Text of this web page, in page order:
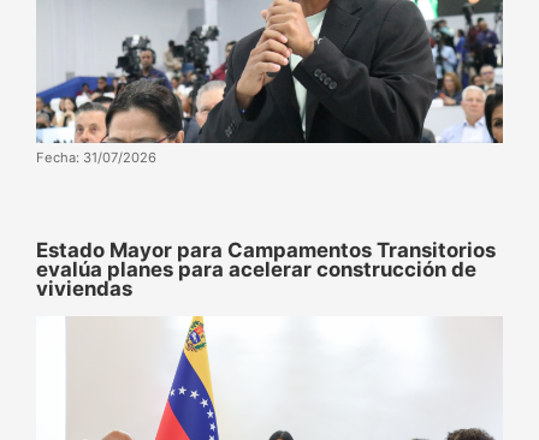
Fecha: 31/07/2026
Estado Mayor para Campamentos Transitorios
evalúa planes para acelerar construcción de
viviendas